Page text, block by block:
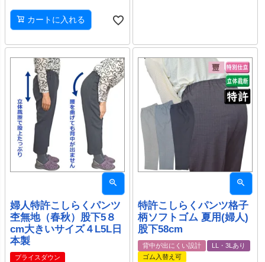
カートに入れる
婦人特許こしらくパンツ
杢無地（春秋）股下5８
cm大きいサイズ４L5L日
本製
プライスダウン
特許こしらくパンツ格子
柄ソフトゴム 夏用(婦人)
股下58cm
背中が出にくい設計
LL・3Lあり
ゴム入替え可